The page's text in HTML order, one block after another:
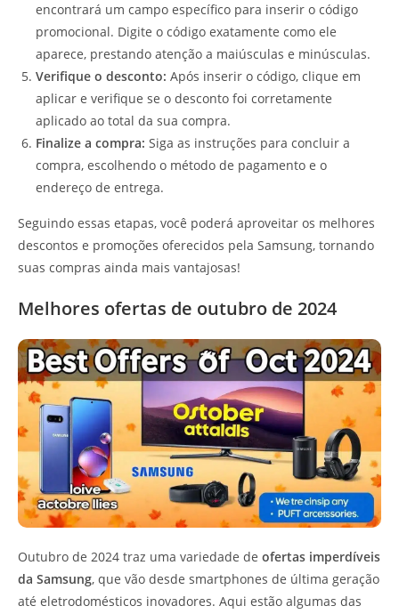
encontrará um campo específico para inserir o código
promocional. Digite o código exatamente como ele
aparece, prestando atenção a maiúsculas e minúsculas.
Verifique o desconto: Após inserir o código, clique em
aplicar e verifique se o desconto foi corretamente
aplicado ao total da sua compra.
Finalize a compra: Siga as instruções para concluir a
compra, escolhendo o método de pagamento e o
endereço de entrega.
Seguindo essas etapas, você poderá aproveitar os melhores
descontos e promoções oferecidos pela Samsung, tornando
suas compras ainda mais vantajosas!
Melhores ofertas de outubro de 2024
Outubro de 2024 traz uma variedade de ofertas imperdíveis
da Samsung, que vão desde smartphones de última geração
até eletrodomésticos inovadores. Aqui estão algumas das